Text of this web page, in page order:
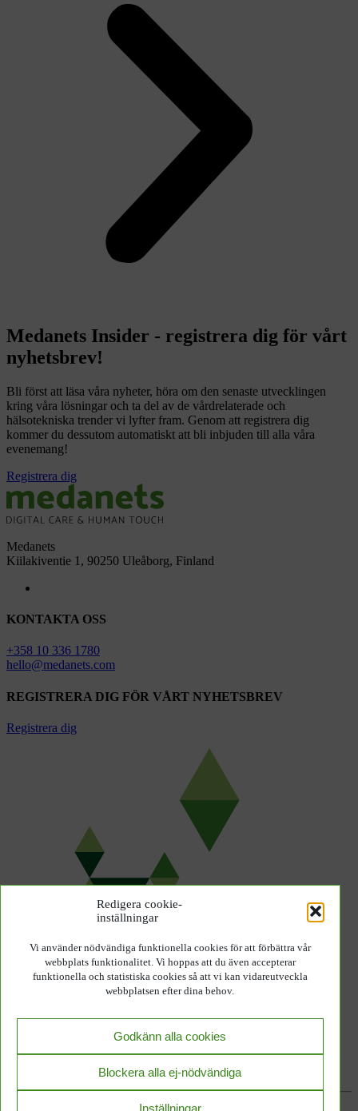
Redigera cookie-
inställningar
Vi använder nödvändiga funktionella cookies för att förbättra vår
webbplats funktionalitet. Vi hoppas att du även accepterar
funktionella och statistiska cookies så att vi kan vidareutveckla
webbplatsen efter dina behov.
Godkänn alla cookies
Blockera alla ej-nödvändiga
Inställningar
Medanets Insider - registrera dig för vårt
nyhetsbrev!
Bli först att läsa våra nyheter, höra om den senaste utvecklingen
kring våra lösningar och ta del av de vårdrelaterade och
hälsotekniska trender vi lyfter fram. Genom att registrera dig
kommer du dessutom automatiskt att bli inbjuden till alla våra
evenemang!
Registrera dig
Medanets
Kiilakiventie 1, 90250 Uleåborg, Finland
KONTAKTA OSS
+358 10 336 1780
hello@medanets.com
REGISTRERA DIG FÖR VÅRT NYHETSBREV
Registrera dig